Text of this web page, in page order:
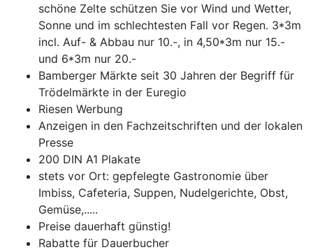
schöne Zelte schützen Sie vor Wind und Wetter,
Sonne und im schlechtesten Fall vor Regen. 3*3m
incl. Auf- & Abbau nur 10.-, in 4,50*3m nur 15.-
und 6*3m nur 20.-
Bamberger Märkte seit 30 Jahren der Begriff für
Trödelmärkte in der Euregio
Riesen Werbung
Anzeigen in den Fachzeitschriften und der lokalen
Presse
200 DIN A1 Plakate
stets vor Ort: gepfelegte Gastronomie über
Imbiss, Cafeteria, Suppen, Nudelgerichte, Obst,
Gemüse,.....
Preise dauerhaft günstig!
Rabatte für Dauerbucher